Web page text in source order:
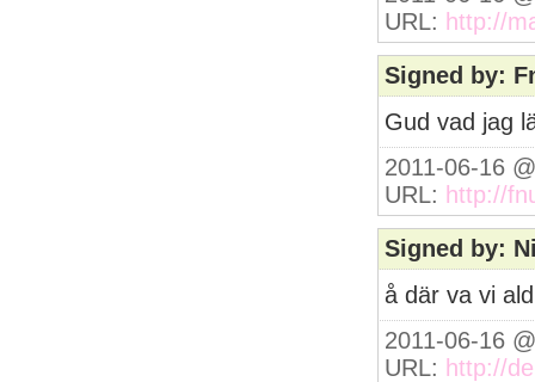
URL: http://
Signed by:
Gud vad jag
2011-06-16
URL: http://
Signed by:
å där va vi
2011-06-16
URL: http://